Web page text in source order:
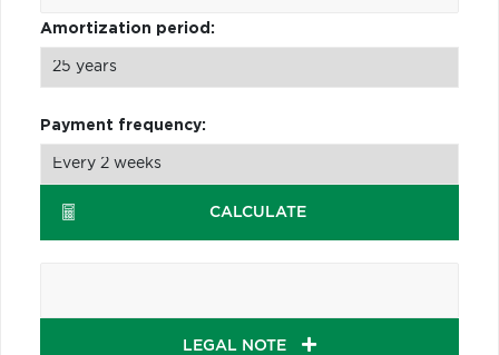
Amortization period:
Payment frequency:
CALCULATE
LEGAL NOTE